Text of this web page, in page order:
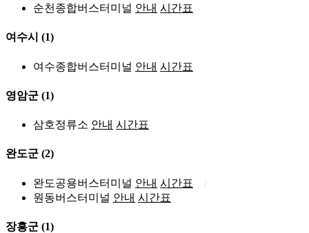
순천종합버스터미널 안내 시간표
여수시 (1)
여수종합버스터미널 안내 시간표
영암군 (1)
삼호정류소 안내 시간표
완도군 (2)
완도공용버스터미널 안내 시간표
원동버스터미널 안내 시간표
장흥군 (1)